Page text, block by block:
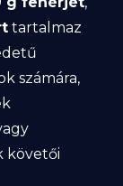
tartalmaz
számára,
követői